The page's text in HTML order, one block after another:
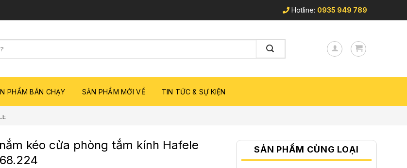
Hotline: 0935 949 789
PHẨM BÁN CHẠY SẢN PHẨM MỚI VỀ TIN TỨC & SỰ KIỆN
SẢN PHẨM CÙNG LOẠI
kéo cửa phòng tắm kính Hafele